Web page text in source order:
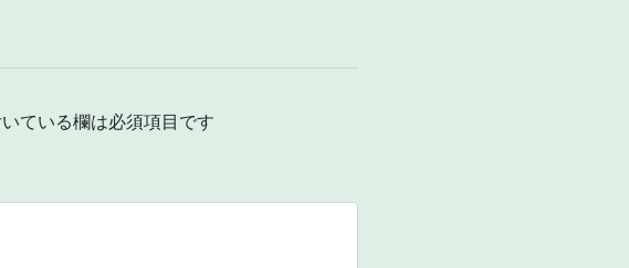
ている欄は必須項目です